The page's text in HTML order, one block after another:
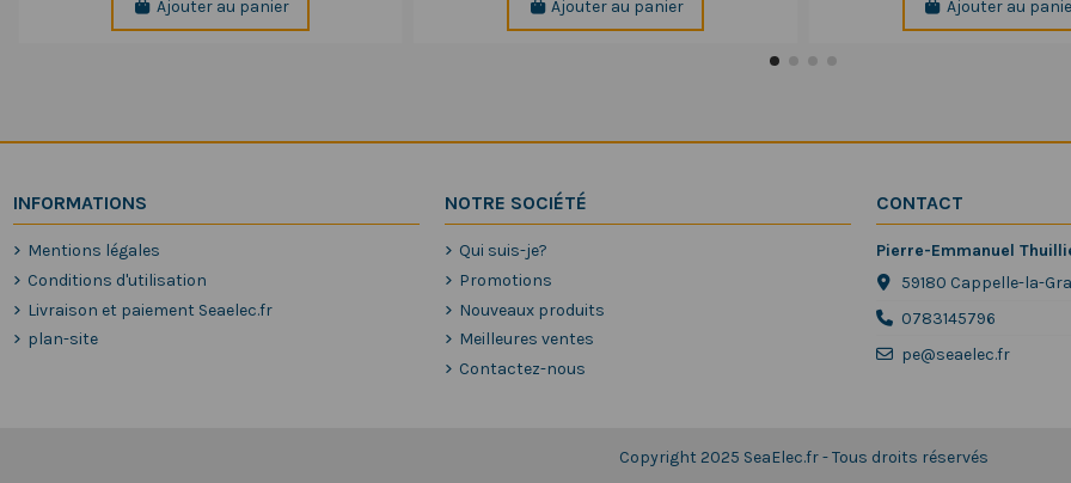
Ajouter au panier Ajouter au panier Ajouter au
INFORMATIONS
Mentions légales
Conditions d'utilisation
Livraison et paiement Seaelec.fr
plan-site
NOTRE SOCIÉTÉ
Qui suis-je?
Promotions
Nouveaux produits
Meilleures ventes
Contactez-nous
CONTACT
Pierre-Emmanuel
59180 Cappelle-la-
0783145796
pe@seaelec.fr
Copyright 2025 SeaElec.fr - Tous droits réservés